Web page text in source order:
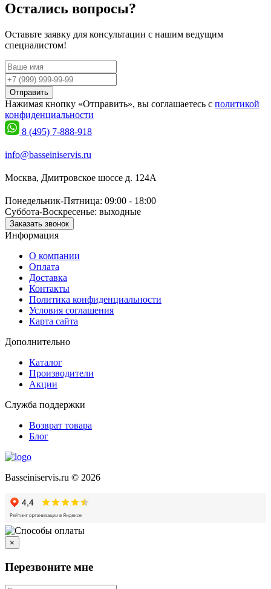
Остались вопросы?
Оставьте заявку для консультации с нашим ведущим
специалистом!
Отправить
Нажимая кнопку «Отправить», вы соглашаетесь с политикой
конфиденциальности
8 (495) 7-888-918
info@basseiniservis.ru
Москва, Дмитровское шоссе д. 124А
Понедельник-Пятница: 09:00 - 18:00
Суббота-Воскресенье: выходные
Заказать звонок
Информация
О компании
Оплата
Доставка
Контакты
Политика конфиденциальности
Условия соглашения
Карта сайта
Дополнительно
Каталог
Производители
Акции
Служба поддержки
Возврат товара
Блог
Basseiniservis.ru © 2026
×
Перезвоните мне